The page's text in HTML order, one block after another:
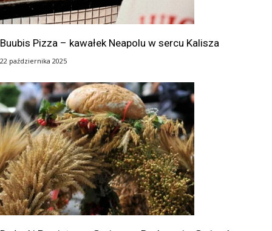
Buubis Pizza – kawałek Neapolu w sercu Kalisza
22 października 2025